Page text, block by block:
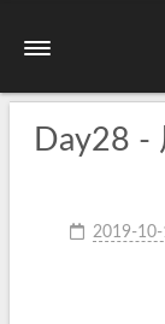
Day28 -
2019-